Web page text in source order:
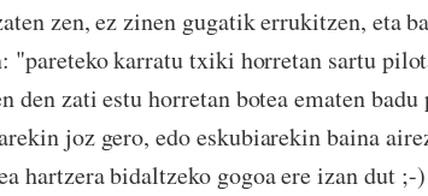
zen, ez zinen gugatik errukitzen, eta
"pareteko karratu txiki horretan sartu
den zati estu horretan botea ematen badu
joz gero, edo eskubiarekin baina
hartzera bidaltzeko gogoa ere izan dut ;-